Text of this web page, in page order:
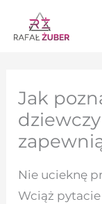
Przejdź
do
Jak
Nie ucieknę
Wciąż